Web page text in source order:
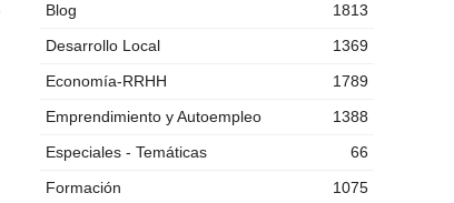
Blog
1813
Desarrollo Local
1369
Economía-RRHH
1789
Emprendimiento y Autoempleo
1388
Especiales - Temáticas
66
Formación
1075